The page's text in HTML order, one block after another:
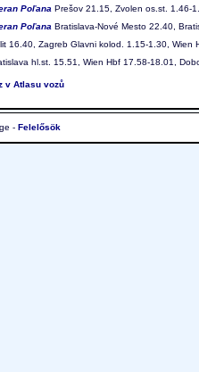
Poľana Prešov 21.15, Zvolen os.st. 1.46-
Poľana Bratislava-Nové Mesto 22.40,
16.40, Zagreb Glavni kolod. 1.15-1.30, Wien
hl.st. 15.51, Wien Hbf 17.58-18.01,
v Atlasu vozů
- Felelősök